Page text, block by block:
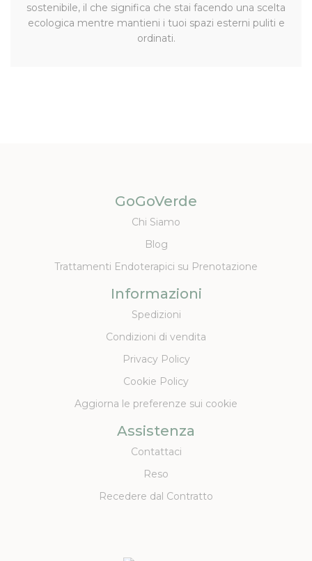
sostenibile, il che significa che stai facendo una scelta
ecologica mentre mantieni i tuoi spazi esterni puliti e
ordinati.
GoGoVerde
Chi Siamo
Blog
Trattamenti Endoterapici su Prenotazione
Informazioni
Spedizioni
Condizioni di vendita
Privacy Policy
Cookie Policy
Aggiorna le preferenze sui cookie
Assistenza
Contattaci
Reso
Recedere dal Contratto